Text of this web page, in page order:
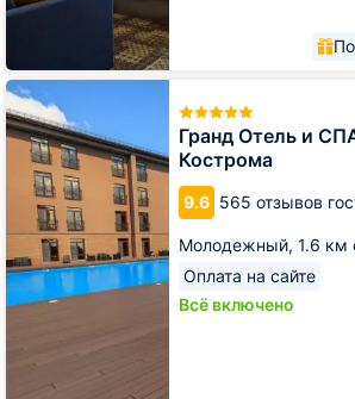
Гранд Отель и
Кострома
9.6 565 отзывов
Молодежный, 1.6 км
Оплата на сайте
Всё включено
Гранд
Отель
и
СПА
Аристократ
Кострома